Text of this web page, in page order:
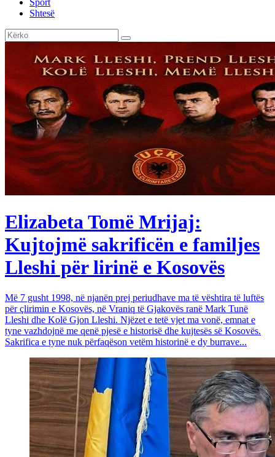
Sport
Shtesë
Elizabeta Tomë Mrijaj:
Kujtojmë sakrificën e familjes
Lleshi për lirinë e Kosovës
Më 7 gusht 1998, në njanën prej periudhave ma të vështira të luftës
për çlirimin e Kosovës, në Vraniq të Gjakovës ranë Mark Tunë
Lleshi dhe Kolë Gjon Lleshi. Njëzet e tetë vjet ma vonë, emnat e
tyne vazhdojnë me qenë pjesë e historisë dhe kujtesës së Kosovës.
Sakrifica e tyne nuk përfaqëson vetëm historinë e dy burrave...